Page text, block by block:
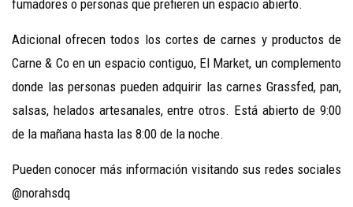
fumadores o personas que prefieren un espacio abierto.
Adicional ofrecen todos los cortes de carnes y productos de
Carne & Co en un espacio contiguo, El Market, un complemento
donde las personas pueden adquirir las carnes Grassfed, pan,
salsas, helados artesanales, entre otros. Está abierto de 9:00
de la mañana hasta las 8:00 de la noche.
Pueden conocer más información visitando sus redes sociales
@norahsdq